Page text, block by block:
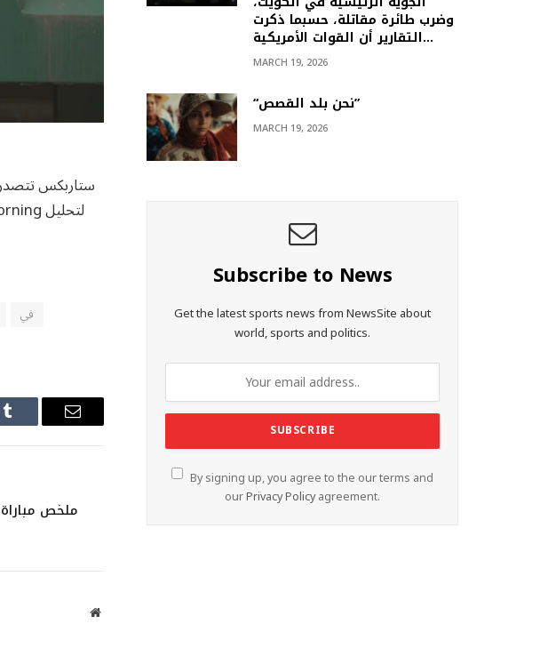
في
Tumblr Email
Website
وضرب طائرة مقاتلة، حسبما ذكرت
التقارير أن القوات الأمريكية…
MARCH 19, 2026
“نحن بلد القصص”
MARCH 19, 2026
Subscribe to News
Get the latest sports news from NewsSite about
world, sports and politics.
By signing up, you agree to the our terms and
ourPrivacy Policyagreement.